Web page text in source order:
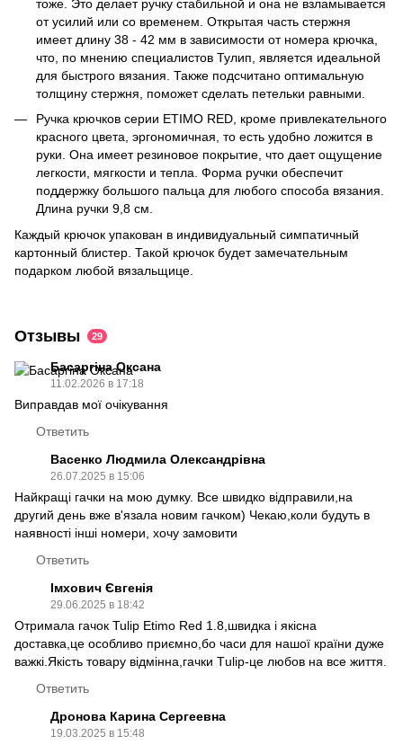
тоже. Это делает ручку стабильной и она не взламывается
от усилий или со временем. Открытая часть стержня
имеет длину 38 - 42 мм в зависимости от номера крючка,
что, по мнению специалистов Тулип, является идеальной
для быстрого вязания. Также подсчитано оптимальную
толщину стержня, поможет сделать петельки равными.
Ручка крючков серии ETIMO RED, кроме привлекательного
красного цвета, эргономичная, то есть удобно ложится в
руки. Она имеет резиновое покрытие, что дает ощущение
легкости, мягкости и тепла. Форма ручки обеспечит
поддержку большого пальца для любого способа вязания.
Длина ручки 9,8 см.
Каждый крючок упакован в индивидуальный симпатичный
картонный блистер. Такой крючок будет замечательным
подарком любой вязальщице.
Отзывы 29
Басаргіна Оксана
11.02.2026 в 17:18
Виправдав мої очікування
Ответить
Васенко Людмила Олександрівна
26.07.2025 в 15:06
Найкращі гачки на мою думку. Все швидко відправили,на
другий день вже в'язала новим гачком) Чекаю,коли будуть в
наявності інші номери, хочу замовити
Ответить
Імхович Євгенія
29.06.2025 в 18:42
Отримала гачок Tulip Etimo Red 1.8,швидка і якісна
доставка,це особливо приємно,бо часи для нашої країни дуже
важкі.Якість товару відмінна,гачки Тulip-це любов на все життя.
Ответить
Дронова Карина Сергеевна
19.03.2025 в 15:48